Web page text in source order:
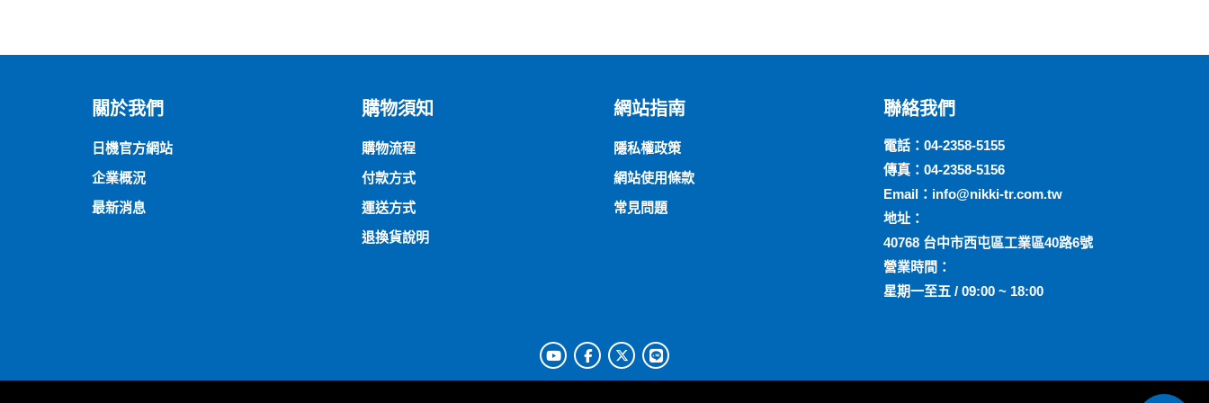
關於我們
日機官方網站
企業概況
最新消息
購物須知
購物流程
付款方式
運送方式
退換貨說明
網站指南
隱私權政策
網站使用條款
常見問題
聯絡我們
電話： 04-2358-5155
傳真：04-2358-5156
Email： info@nikki-tr.com.tw
地址：
40768 台中市西屯區工業區40路6號
營業時間：
星期一至五 / 09:00 ~ 18:00